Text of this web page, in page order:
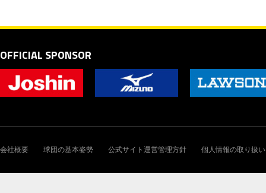
OFFICIAL SPONSOR
会社概要 球団の基本姿勢 公式サイト運営管理方針 個人情報の取り扱い